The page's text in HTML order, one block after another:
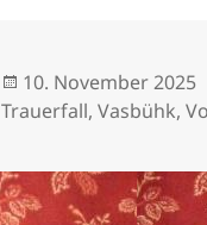
Veröffentlicht
am
10. November 2025
Trauerfall,Vasbühk,